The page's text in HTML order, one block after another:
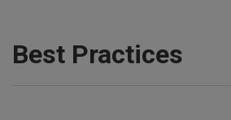
Best Practices